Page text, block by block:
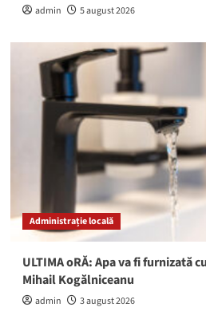
admin 5 august 2026
Administrație locală
ULTIMA oRĂ: Apa va fi furnizată
Mihail Kogălniceanu
admin 3 august 2026